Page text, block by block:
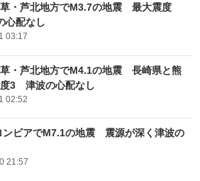
・芦北地方でM3.7の地震 最大震度
配なし
03:17
・芦北地方でM4.1の地震 長崎県と熊
3 津波の心配なし
02:52
ンビアでM7.1の地震 震源が深く津波の
21:57